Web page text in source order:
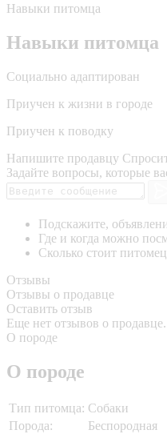
Навыки питомца
Навыки питомца
Социально адаптирован
Приучен к жизни в городе
Приучен к поводку
Напишите продавцу
Задайте вопросы, которые
Подскажите,
Где и когда можно
Сколько стоит
Отзывы
Отзывы о продавце
Оставить отзыв
Еще нет отзывов о
О породе
О породе
Тип питомца: Собаки
Порода:
Беспородная